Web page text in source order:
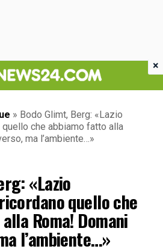
» Bodo Glimt, Berg: «Lazio
che abbiamo fatto alla
ma l’ambiente…»
«Lazio
quello che
Roma! Domani
l’ambiente…»
×